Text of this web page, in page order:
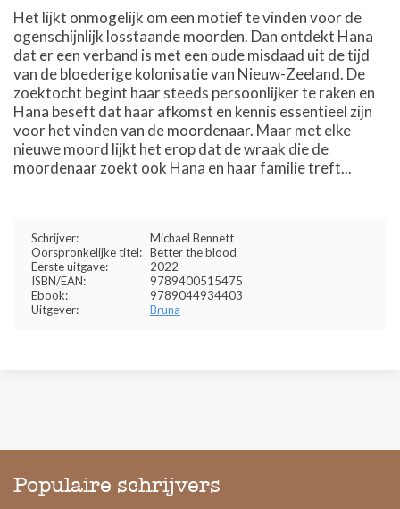
Het lijkt onmogelijk om een motief te vinden voor de
ogenschijnlijk losstaande moorden. Dan ontdekt Hana
dat er een verband is met een oude misdaad uit de tijd
van de bloederige kolonisatie van Nieuw-Zeeland. De
zoektocht begint haar steeds persoonlijker te raken en
Hana beseft dat haar afkomst en kennis essentieel zijn
voor het vinden van de moordenaar. Maar met elke
nieuwe moord lijkt het erop dat de wraak die de
moordenaar zoekt ook Hana en haar familie treft...
Schrijver:
Michael Bennett
Oorspronkelijke titel: Better the blood
Eerste uitgave:
2022
ISBN/EAN:
9789400515475
Ebook:
9789044934403
Uitgever:
Bruna
Populaire schrijvers